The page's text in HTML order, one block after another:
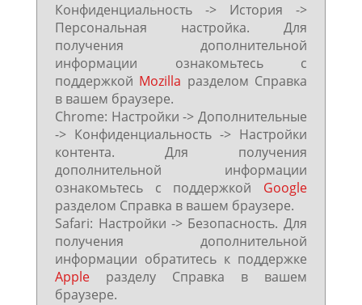
Конфиденциальность -> История ->
Персональная настройка. Для
получения дополнительной
информации ознакомьтесь с
поддержкой Mozilla разделом Справка
в вашем браузере.
Chrome: Настройки -> Дополнительные
-> Конфиденциальность -> Настройки
контента. Для получения
дополнительной информации
ознакомьтесь с поддержкой Google
разделом Справка в вашем браузере.
Safari: Настройки -> Безопасность. Для
получения дополнительной
информации обратитесь к поддержке
Apple разделу Справка в вашем
браузере.